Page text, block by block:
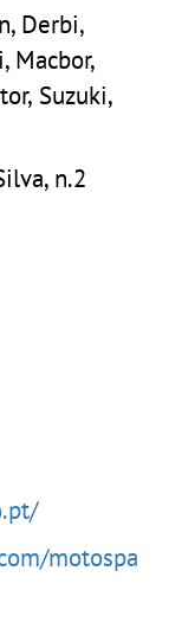
Derbi,
Macbor,
Suzuki,
n.2
motospa